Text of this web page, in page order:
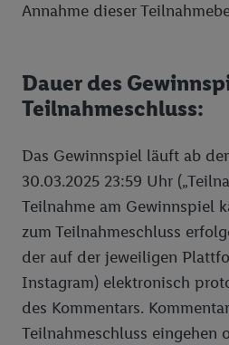
Annahme dieser
Dauer des
Teilnahmeschluss:
Das Gewinnspiel läuft ab
30.03.2025 23:59 Uhr
Teilnahme am Gewinnspiel
zum Teilnahmeschluss
der auf der jeweiligen
Instagram) elektronisch
des Kommentars.
Teilnahmeschluss eingehen